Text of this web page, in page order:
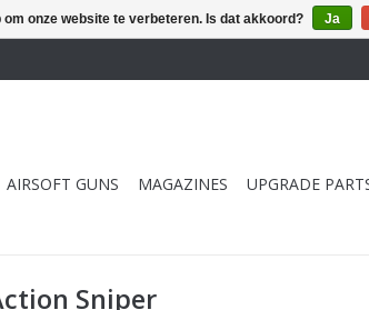
AIRSOFT GUNS MAGAZINES UPGRADE
Sniper
onze website te verbeteren. Is dat akkoord? Ja